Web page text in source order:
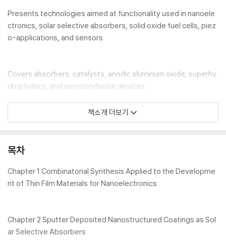
Presents technologies aimed at functionality used in nanoele
ctronics, solar selective absorbers, solid oxide fuel cells, piez
o-applications, and sensors
Covers absorbers, catalysts, anodic aluminum oxide, superhy
drophobics, and semiconductor devices
Features a chapter on transport phenomena associated to str
Discusses transport phenomena and material informatics
This second volume in the two-volume set,
ted to semiconductors, optoelectronics, plasma technology,
solid-state energy storages, and 5G, as well as advanced stu
책소개 더보기
목차
Chapter 1 Combinatorial Synthesis Applied to the Developme
nt of Thin Film Materials for Nanoelectronics
Chapter 2 Sputter Deposited Nanostructured Coatings as Sol
ar Selective Absorbers